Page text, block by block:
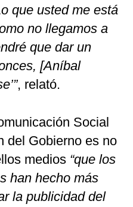
que usted me está
no llegamos a
que dar un
[Aníbal
, relató.
Social
del Gobierno es no
medios “que los
han hecho más
la publicidad del